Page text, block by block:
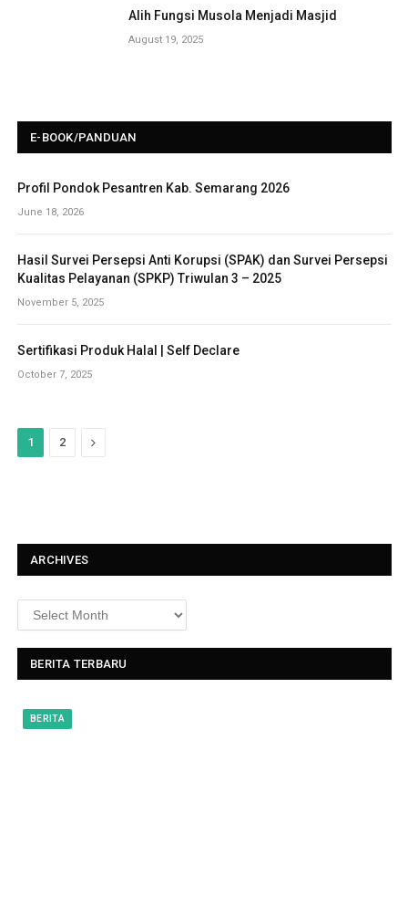
Alih Fungsi Musola Menjadi Masjid
August 19, 2025
E-BOOK/PANDUAN
Profil Pondok Pesantren Kab. Semarang 2026
June 18, 2026
Hasil Survei Persepsi Anti Korupsi (SPAK) dan Survei Persepsi
Kualitas Pelayanan (SPKP) Triwulan 3 – 2025
November 5, 2025
Sertifikasi Produk Halal | Self Declare
October 7, 2025
1 2
N
ARCHIVES
BERITA TERBARU
BERITA